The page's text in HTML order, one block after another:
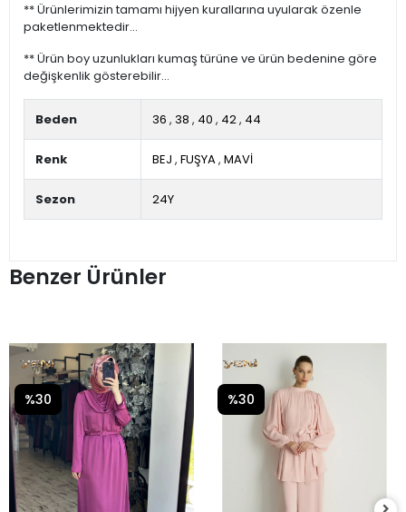
** Ürünlerimizin tamamı hijyen kurallarına uyularak özenle
paketlenmektedir...
** Ürün boy uzunlukları kumaş türüne ve ürün bedenine göre
değişkenlik gösterebilir...
Beden 36 , 38 , 40 , 42, 44
Renk BEJ , FUŞYA, MAVİ
Sezon 24Y
Benzer Ürünler
%30 %30